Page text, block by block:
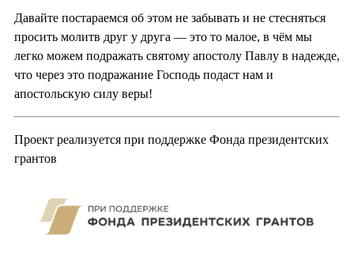
Давайте постараемся об этом не забывать и не стесняться
просить молитв друг у друга — это то малое, в чём мы
легко можем подражать святому апостолу Павлу в надежде,
что через это подражание Господь подаст нам и
апостольскую силу веры!
Проект реализуется при поддержке Фонда президентских
грантов